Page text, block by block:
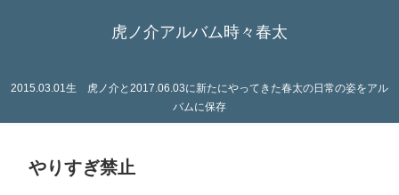
虎ノ介アルバム時々春太
2015.03.01生 虎ノ介と2017.06.03に新たにやってきた春太の日常の姿をアル
バムに保存
やりすぎ禁止